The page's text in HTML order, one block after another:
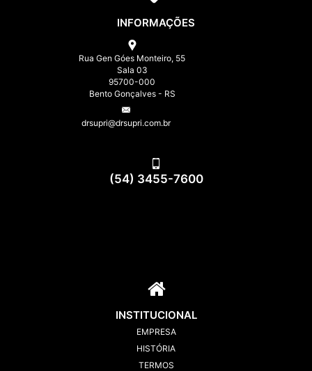
INFORMAÇÕES
Rua Gen Góes Monteiro, 55
Sala 03
95700-000
Bento Gonçalves - RS
drsupri@drsupri.com.br
(54) 3455-7600
INSTITUCIONAL
EMPRESA
HISTÓRIA
TERMOS